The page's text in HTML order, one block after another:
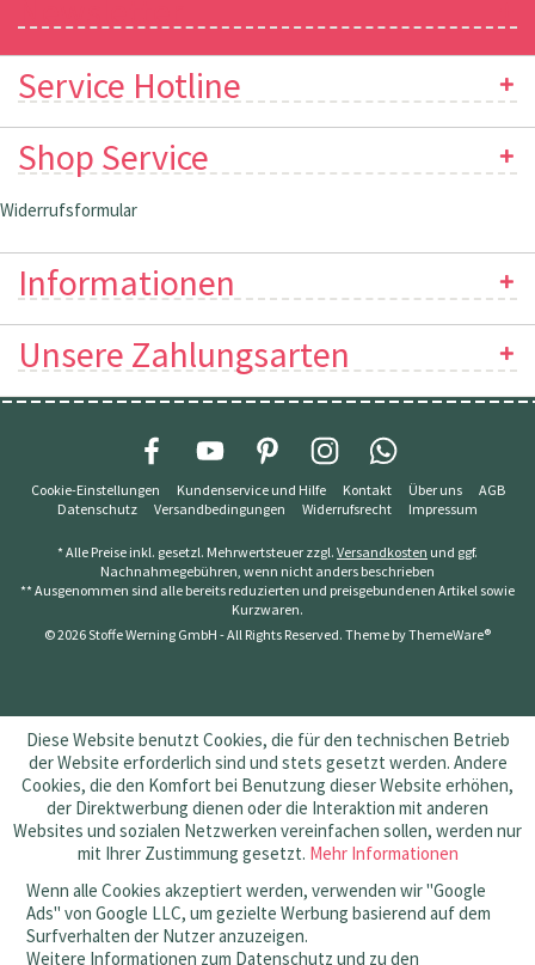
Service Hotline
Shop Service
Widerrufsformular
Informationen
Unsere Zahlungsarten
Cookie-Einstellungen Kundenservice und Hilfe Kontakt Über uns
AGB
Datenschutz
Versandbedingungen Widerrufsrecht Impressum
* Alle Preise inkl. gesetzl. Mehrwertsteuer zzgl. Versandkosten und ggf.
Nachnahmegebühren, wenn nicht anders beschrieben
** Ausgenommen sind alle bereits reduzierten und preisgebundenen Artikel sowie
Kurzwaren.
© 2026 Stoffe Werning GmbH - All Rights Reserved. Theme byThemeWare®
Diese Website benutzt Cookies, die für den technischen Betrieb
der Website erforderlich sind und stets gesetzt werden. Andere
Cookies, die den Komfort bei Benutzung dieser Website erhöhen,
der Direktwerbung dienen oder die Interaktion mit anderen
Websites und sozialen Netzwerken vereinfachen sollen, werden nur
mit Ihrer Zustimmung gesetzt. Mehr Informationen
Wenn alle Cookies akzeptiert werden, verwenden wir "Google
Ads" von Google LLC, um gezielte Werbung basierend auf dem
Surfverhalten der Nutzer anzuzeigen.
Weitere Informationen zum Datenschutz und zu den